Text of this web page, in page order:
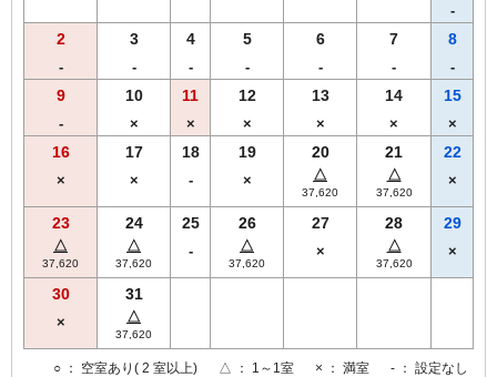
-
2
-
3
-
4
-
5
-
6
-
7
-
8
-
9
-
10
×
11
×
12
×
13
×
14
×
15
×
16
×
17
×
18
-
19
×
20
△
37,620
21
△
37,620
22
×
23
△
37,620
24
△
37,620
25
-
26
△
37,620
27
×
28
△
37,620
29
×
30
×
31
△
37,620
○ ： 空室あり( 2 室以上) △ ： 1～1室 × ： 満室 - ： 設定なし